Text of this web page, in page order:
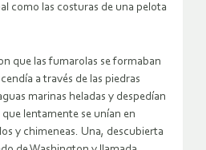
como las costuras de una pelota
que las fumarolas se formaban
a través de las piedras
marinas heladas y despedían
lentamente se unían en
y chimeneas. Una, descubierta